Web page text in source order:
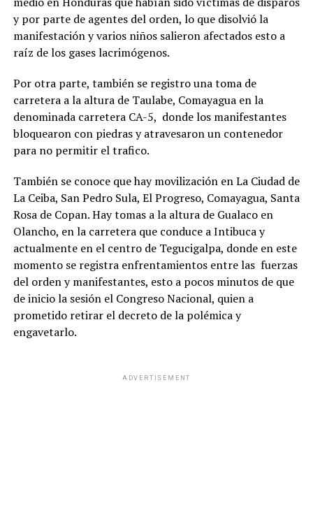
y por parte de agentes del orden, lo que disolvió la
manifestación y varios niños salieron afectados esto a
raíz de los gases lacrimógenos.
Por otra parte, también se registro una toma de
carretera a la altura de Taulabe, Comayagua en la
denominada carretera CA-5, donde los manifestantes
bloquearon con piedras y atravesaron un contenedor
para no permitir el trafico.
También se conoce que hay movilización en La Ciudad de
La Ceiba, San Pedro Sula, El Progreso, Comayagua, Santa
Rosa de Copan. Hay tomas a la altura de Gualaco en
Olancho, en la carretera que conduce a Intibuca y
actualmente en el centro de Tegucigalpa, donde en este
momento se registra enfrentamientos entre las fuerzas
del orden y manifestantes, esto a pocos minutos de que
de inicio la sesión el Congreso Nacional, quien a
prometido retirar el decreto de la polémica y
engavetarlo.
ADVERTISEMENT